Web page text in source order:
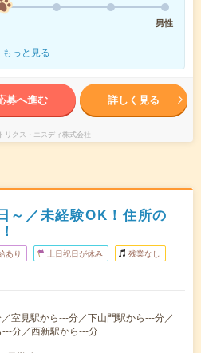
男性
もっと見る
募へ進む 詳しく見る
リクス・エスディ株式会社
～／未経験OK！住所の
あり 土日祝日が休み 残業なし
室見駅から---分／下山門駅から---分／
分／西新駅から---分